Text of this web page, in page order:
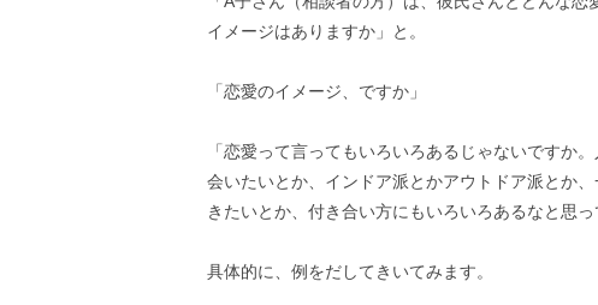
イメージはありますか」と。
「恋愛のイメージ、ですか」
「恋愛って言ってもいろいろあるじゃないですか
会いたいとか、インドア派とかアウトドア派とか
きたいとか、付き合い方にもいろいろあるなと思っ
具体的に、例をだしてきいてみます。